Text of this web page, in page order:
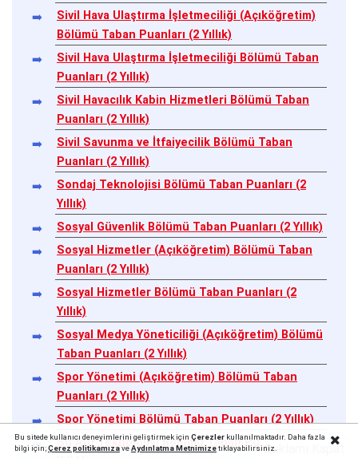
Sivil Hava Ulaştırma İşletmeciliği (Açıköğretim)
Bölümü Taban Puanları (2 Yıllık)
Sivil Hava Ulaştırma İşletmeciliği Bölümü Taban
Puanları (2 Yıllık)
Sivil Havacılık Kabin Hizmetleri Bölümü Taban
Puanları (2 Yıllık)
Sivil Savunma ve İtfaiyecilik Bölümü Taban
Puanları (2 Yıllık)
Sondaj Teknolojisi Bölümü Taban Puanları (2
Yıllık)
Sosyal Güvenlik Bölümü Taban Puanları (2 Yıllık)
Sosyal Hizmetler (Açıköğretim) Bölümü Taban
Puanları (2 Yıllık)
Sosyal Hizmetler Bölümü Taban Puanları (2
Yıllık)
Sosyal Medya Yöneticiliği (Açıköğretim) Bölümü
Taban Puanları (2 Yıllık)
Spor Yönetimi (Açıköğretim) Bölümü Taban
Puanları (2 Yıllık)
Spor Yönetimi Bölümü Taban Puanları (2 Yıllık)
Su Altı Teknolojisi Bölümü Taban Puanları (2
Bu sitede kullanıcı deneyimlerini geliştirmek için Çerezlerkullanılmaktadır. Daha fazla
bilgi için;Çerez politikamızaveAydınlatma Metnimizetıklayabilirsiniz.Reklamı Kapat